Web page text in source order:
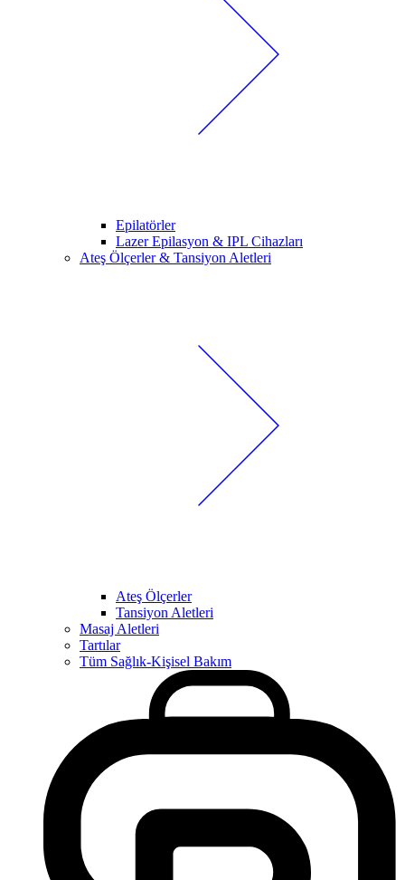
Epilatörler
Lazer Epilasyon & IPL Cihazları
Ateş Ölçerler & Tansiyon Aletleri
Ateş Ölçerler
Tansiyon Aletleri
Masaj Aletleri
Tartılar
Tüm Sağlık-Kişisel Bakım